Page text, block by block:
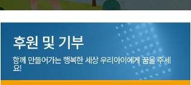
후원 및 기부
함께 만들어가는 행복한 세상 우리아이에게 꿈을 주세
요!